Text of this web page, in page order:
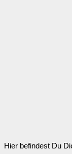
Hier befindest Du